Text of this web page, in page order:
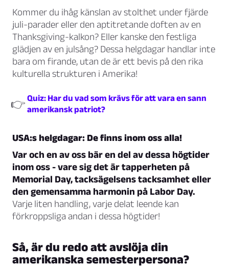
Kommer du ihåg känslan av stolthet under fjärde
juli-parader eller den aptitretande doften av en
Thanksgiving-kalkon? Eller kanske den festliga
glädjen av en julsång? Dessa helgdagar handlar inte
bara om firande, utan de är ett bevis på den rika
kulturella strukturen i Amerika!
👉 Quiz: Har du vad som krävs för att vara en sann
amerikansk patriot?
USA:s helgdagar: De finns inom oss alla!
Var och en av oss bär en del av dessa högtider
inom oss - vare sig det är tapperheten på
Memorial Day, tacksägelsens tacksamhet eller
den gemensamma harmonin på Labor Day.
Varje liten handling, varje delat leende kan
förkroppsliga andan i dessa högtider!
Så, är du redo att avslöja din
amerikanska semesterpersona?